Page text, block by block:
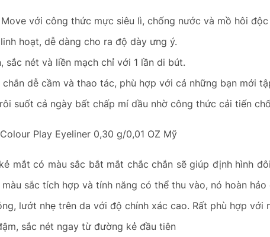
với công thức mực siêu lì, chống nước và mồ hôi
hoạt, dễ dàng cho ra độ dày ưng ý.
sắc nét và liền mạch chỉ với 1 lần di bút.
dễ cầm và thao tác, phù hợp với cả những bạn mới
suốt cả ngày bất chấp mí dầu nhờ công thức cải tiến
Play Eyeliner 0,30 g/0,01 OZ Mỹ
mắt có màu sắc bắt mắt chắc chắn sẽ giúp định hình
sắc tích hợp và tính năng có thể thu vào, nó hoàn
lướt nhẹ trên da với độ chính xác cao. Rất phù hợp với
sắc nét ngay từ đường kẻ đầu tiên